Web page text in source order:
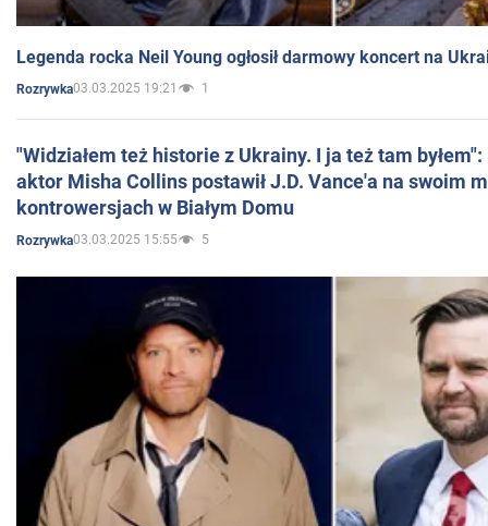
Legenda rocka Neil Young ogłosił darmowy koncert na
Rozrywka03.03.2025 19:21 1
"Widziałem też historie z Ukrainy. I ja też tam
aktor Misha Collins postawił J.D. Vance'a na swoim
kontrowersjach w Białym Domu
Rozrywka03.03.2025 15:55 5